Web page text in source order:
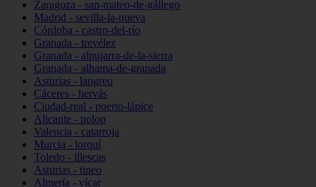
Zaragoza - san-mateo-de-gállego
Madrid - sevilla-la-nueva
Córdoba - castro-del-río
Granada - trevélez
Granada - alpujarra-de-la-sierra
Granada - alhama-de-granada
Asturias - langreo
Cáceres - hervás
Ciudad-real - puerto-lápice
Alicante - polop
Valencia - catarroja
Murcia - lorquí
Toledo - illescas
Asturias - tineo
Almería - vícar